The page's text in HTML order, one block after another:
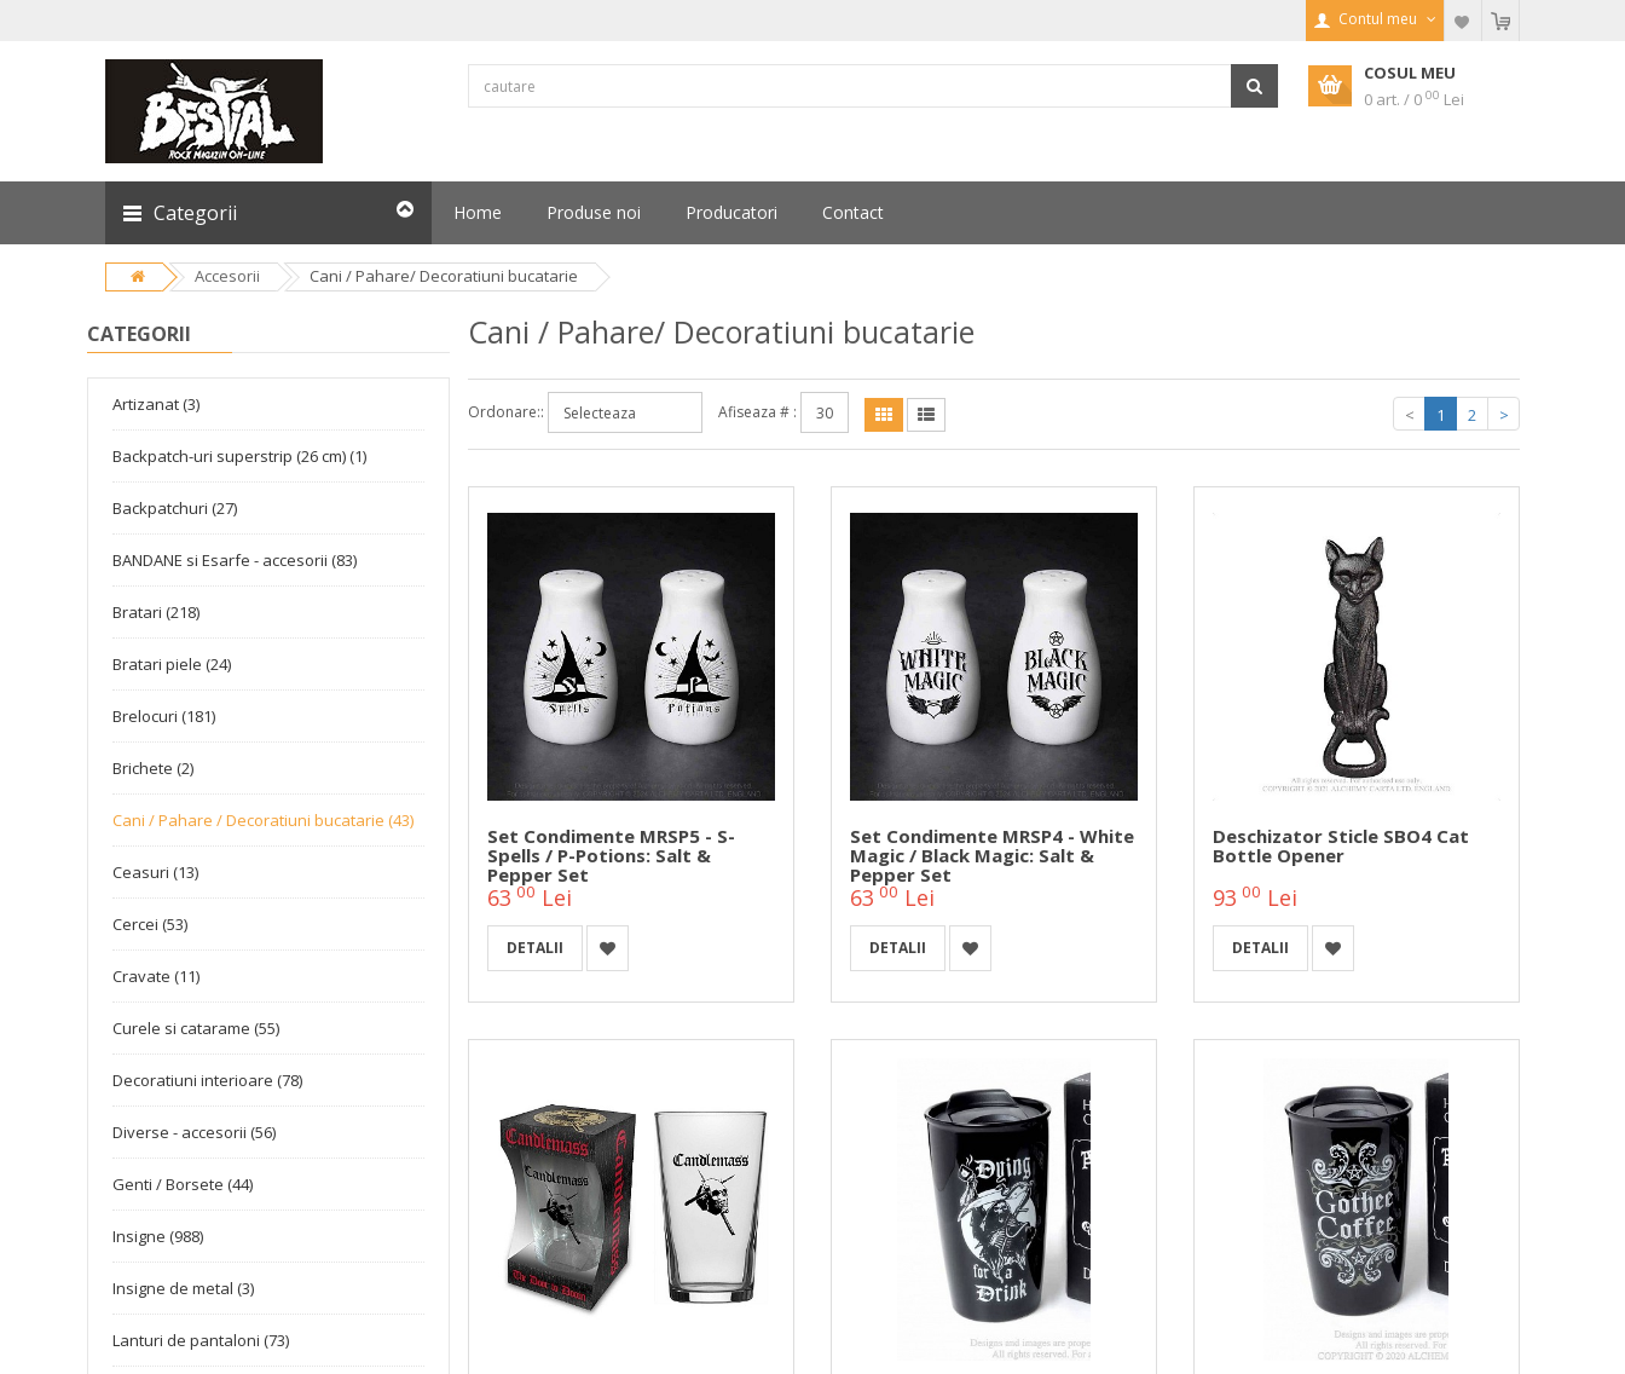
Contul meu
COSUL MEU
0 art. / 0 00 Lei
Categorii Home Produse noi Producatori Contact
Accesorii Cani / Pahare/ Decoratiuni bucatarie
CATEGORII
Artizanat (3)
Backpatch-uri superstrip (26 cm) (1)
Backpatchuri (27)
BANDANE si Esarfe - accesorii (83)
Bratari (218)
Bratari piele (24)
Brelocuri (181)
Brichete (2)
Cani / Pahare / Decoratiuni bucatarie (43)
Ceasuri (13)
Cercei (53)
Cravate (11)
Curele si catarame (55)
Decoratiuni interioare (78)
Diverse - accesorii (56)
Genti / Borsete (44)
Insigne (988)
Insigne de metal (3)
Lanturi de pantaloni (73)
Cani / Pahare/ Decoratiuni bucatarie
Ordonare:: Afiseaza # : < 1 2 >
Set Condimente MRSP5 - S-
Spells / P-Potions: Salt &
Pepper Set
6300 Lei
DETALII
Set Condimente MRSP4 - White
Magic / Black Magic: Salt &
Pepper Set
6300 Lei
DETALII
Deschizator Sticle SBO4 Cat
Bottle Opener
93 00 Lei
DETALII